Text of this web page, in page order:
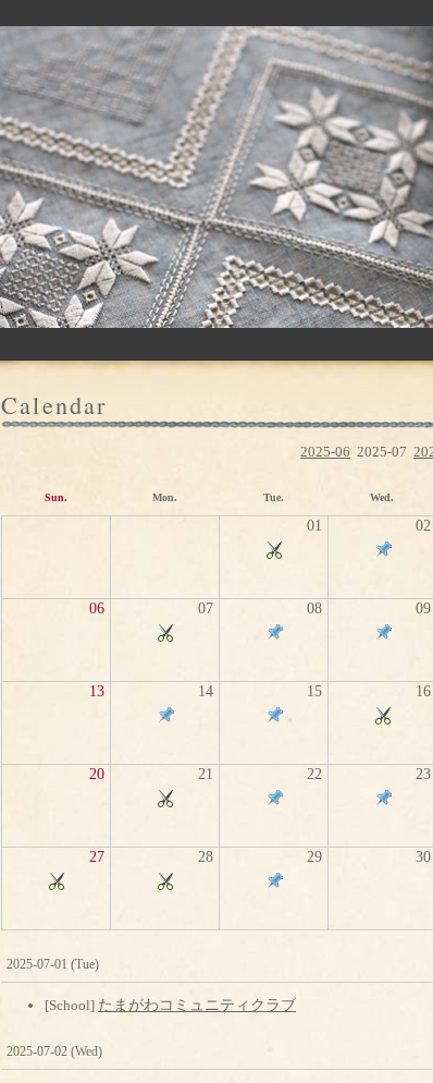
Calendar
2025-06 2025-07
Sun. Mon. Tue. Wed.
01 02
06 07 08 09
13 14 15 16
20 21 22 23
27 28 29 30
2025-07-01 (Tue)
[School] たまがわコミュニティクラブ
2025-07-02 (Wed)